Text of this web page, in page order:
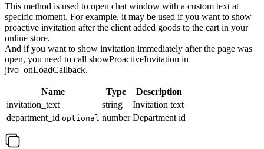
This method is used to open chat window with a custom text at
specific moment. For example, it may be used if you want to show
proactive invitation after the client added goods to the cart in your
online store.
And if you want to show invitation immediately after the page was
open, you need to call showProactiveInvitation in
jivo_onLoadCallback.
Name Type
Description
invitation_text
string
Invitation text
department_id optional number Department id